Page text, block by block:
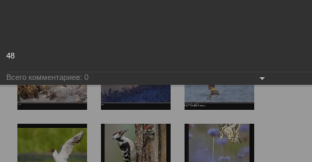
48
Всего комментариев: 0